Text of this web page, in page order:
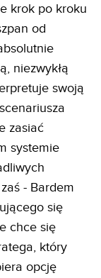
krok po kroku
od
niezwykłą
swoją
zasiać
systemie
- Bardem
się
chce się
który
opcję